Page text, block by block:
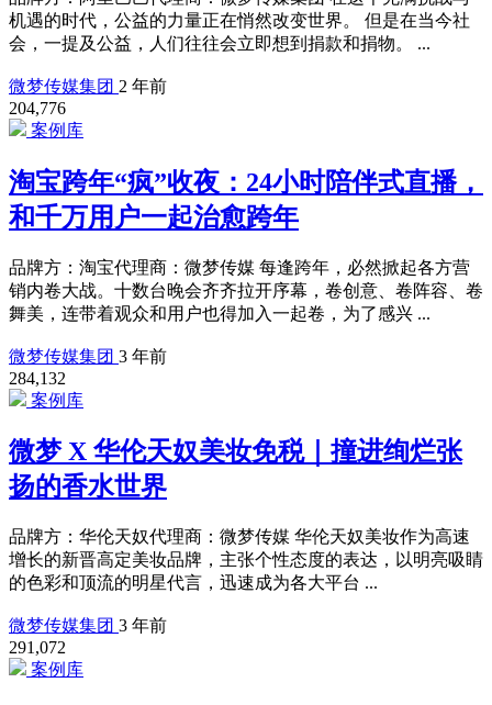
机遇的时代，公益的力量正在悄然改变世界。 但是在当今社
会，一提及公益，人们往往会立即想到捐款和捐物。 ...
微梦传媒集团 2 年前
204,776
案例库
淘宝跨年“疯”收夜：24小时陪伴式直播，
和千万用户一起治愈跨年
品牌方：淘宝代理商：微梦传媒 每逢跨年，必然掀起各方营
销内卷大战。十数台晚会齐齐拉开序幕，卷创意、卷阵容、卷
舞美，连带着观众和用户也得加入一起卷，为了感兴 ...
微梦传媒集团 3 年前
284,132
案例库
微梦 X 华伦天奴美妆免税｜撞进绚烂张
扬的香水世界
品牌方：华伦天奴代理商：微梦传媒 华伦天奴美妆作为高速
增长的新晋高定美妆品牌，主张个性态度的表达，以明亮吸睛
的色彩和顶流的明星代言，迅速成为各大平台 ...
微梦传媒集团 3 年前
291,072
案例库